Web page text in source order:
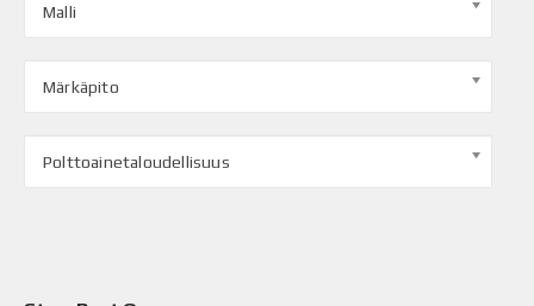
Malli
Märkäpito
Polttoainetaloudellisuus